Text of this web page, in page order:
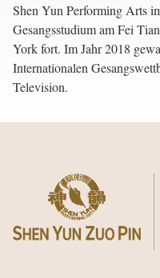
Shen Yun Performing Arts
Gesangsstudium am Fei
York fort. Im Jahr 2018
Internationalen
Television.